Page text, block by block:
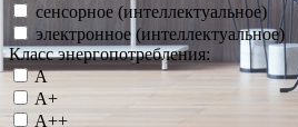
сенсорное (интеллектуальное)
электронное (интеллектуальное)
Класс энергопотребления:
A
A+
A++